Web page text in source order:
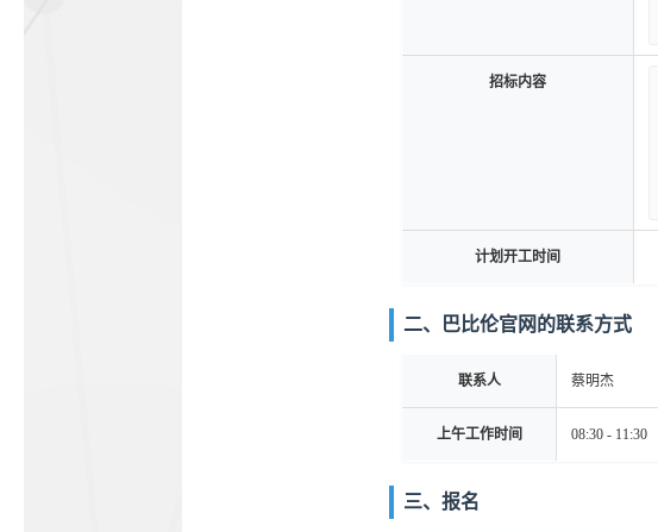
招标内容
计划开工时间
二、巴比伦官网的联系方式
联系人 蔡明杰
上午工作时间 08:30 - 11:30
三、报名